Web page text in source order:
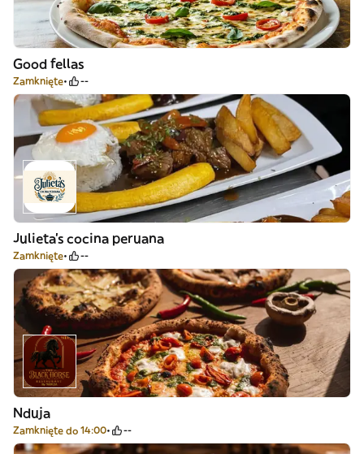
Good fellas
Zamknięte --
Julieta’s cocina peruana
Zamknięte --
Nduja
Zamknięte do 14:00 --